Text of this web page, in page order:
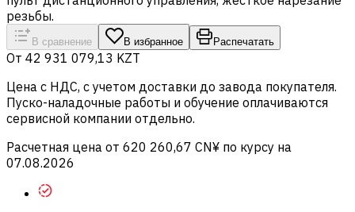
резьбы.
В сравнение В избранное Распечатать
От 42 931 079,13 KZT
Цена c НДС, с учетом доставки до завода покупателя.
Пуско-наладочные работы и обучение оплачиваются
сервисной компании отдельно.
Расчетная цена от 620 260,67 CN¥ по курсу на
07.08.2026